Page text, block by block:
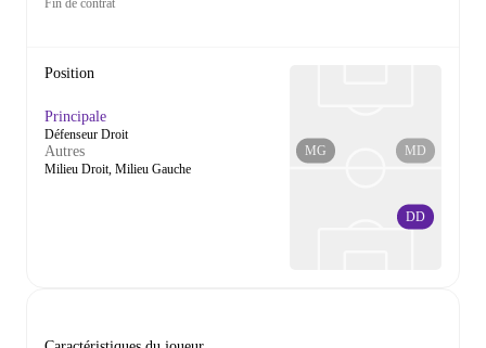
Fin de contrat
Position
Principale
Défenseur Droit
Autres
Milieu Droit, Milieu Gauche
DD
MD
MG